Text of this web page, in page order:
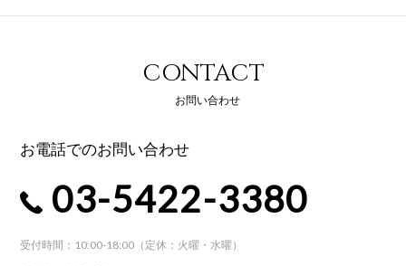
CONTACT
お問い合わせ
お電話でのお問い合わせ
03-5422-3380
受付時間：10:00-18:00（定休：火曜・水曜）